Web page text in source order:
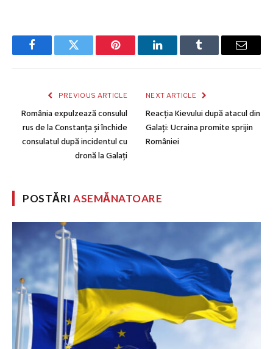
FacebookTwitter Pinterest LinkedInTumblr Email
PREVIOUS ARTICLE
România expulzează consulul
rus de la Constanța și închide
consulatul după incidentul cu
dronă la Galați
NEXT ARTICLE
Reacția Kievului după atacul din
Galați: Ucraina promite sprijin
României
POSTĂRIASEMĂNATOARE